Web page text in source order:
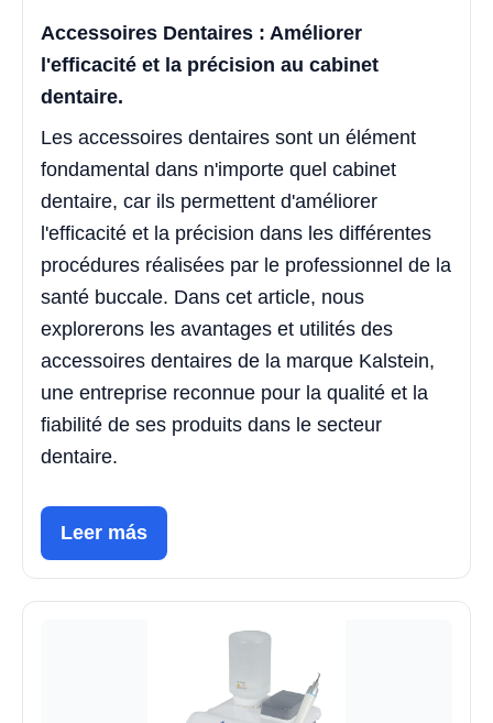
Accessoires Dentaires : Améliorer
l'efficacité et la précision au cabinet
dentaire.
Les accessoires dentaires sont un élément
fondamental dans n'importe quel cabinet
dentaire, car ils permettent d'améliorer
l'efficacité et la précision dans les différentes
procédures réalisées par le professionnel de la
santé buccale. Dans cet article, nous
explorerons les avantages et utilités des
accessoires dentaires de la marque Kalstein,
une entreprise reconnue pour la qualité et la
fiabilité de ses produits dans le secteur
dentaire.
Leer más